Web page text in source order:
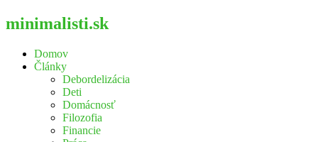
minimalisti.sk
Domov
Články
Debordelizácia
Deti
Domácnosť
Filozofia
Financie